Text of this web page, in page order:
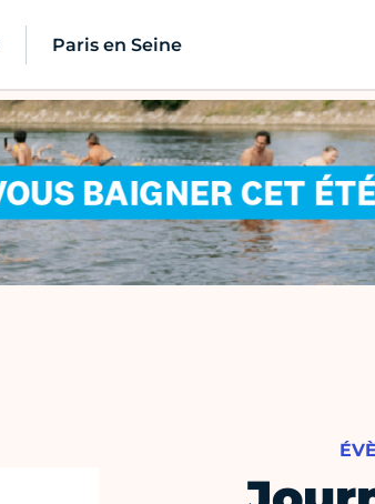
Paris en Seine